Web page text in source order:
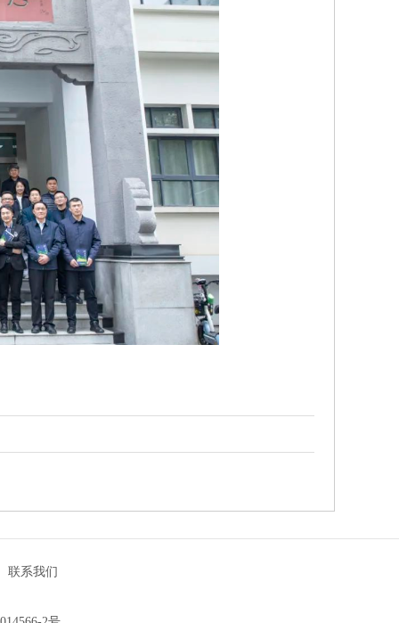
联系我们